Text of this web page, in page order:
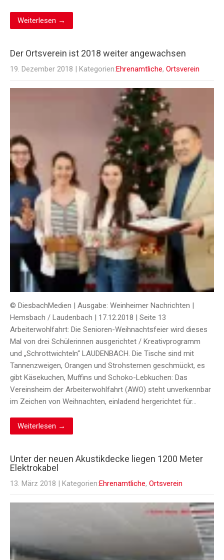
Weiterlesen →
Der Ortsverein ist 2018 weiter angewachsen
19. Dezember 2018 | Kategorien:Ehrenamtliche, Ortsverein
© DiesbachMedien | Ausgabe: Weinheimer Nachrichten |
Hemsbach / Laudenbach | 17.12.2018 | Seite 13
Arbeiterwohlfahrt: Die Senioren-Weihnachtsfeier wird dieses
Mal von drei Schülerinnen ausgerichtet / Kreativprogramm
und „Schrottwichteln“ LAUDENBACH. Die Tische sind mit
Tannenzweigen, Orangen und Strohsternen geschmückt, es
gibt Käsekuchen, Muffins und Schoko-Lebkuchen: Das
Vereinsheim der Arbeiterwohlfahrt (AWO) steht unverkennbar
im Zeichen von Weihnachten, einladend hergerichtet für…
Weiterlesen →
Unter der neuen Akustikdecke liegen 1200 Meter
Elektrokabel
13. März 2018 | Kategorien:Ehrenamtliche, Ortsverein